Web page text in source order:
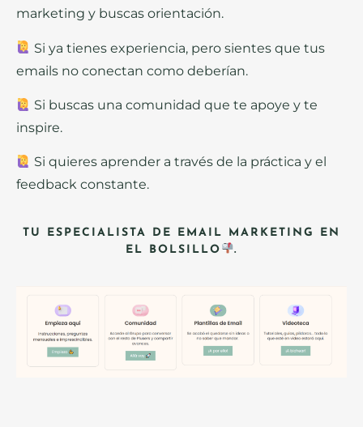
marketing y buscas orientación.
Si ya tienes experiencia, pero sientes que tus
emails no conectan como deberían.
Si buscas una comunidad que te apoye y te
inspire.
Si quieres aprender a través de la práctica y el
feedback constante.
TU ESPECIALISTA DE EMAIL MARKETING EN
EL BOLSILLO
.